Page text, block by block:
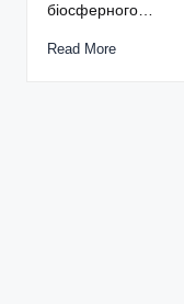
біосферного…
Read More